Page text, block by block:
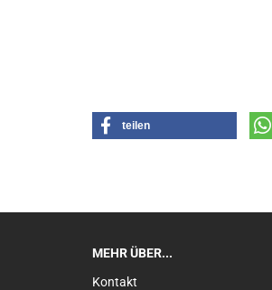
teilen
MEHR ÜBER...
Kontakt